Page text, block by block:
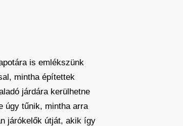
is emlékszünk
mintha építettek
járdára kerülhetne
úgy tűnik, mintha arra
járókelők útját, akik így